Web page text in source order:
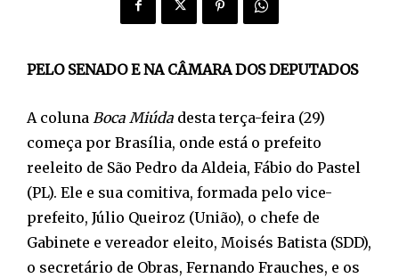
PELO SENADO E NA CÂMARA DOS DEPUTADOS
A coluna Boca Miúda desta terça-feira (29)
começa por Brasília, onde está o prefeito
reeleito de São Pedro da Aldeia, Fábio do Pastel
(PL). Ele e sua comitiva, formada pelo vice-
prefeito, Júlio Queiroz (União), o chefe de
Gabinete e vereador eleito, Moisés Batista (SDD),
o secretário de Obras, Fernando Frauches, e os